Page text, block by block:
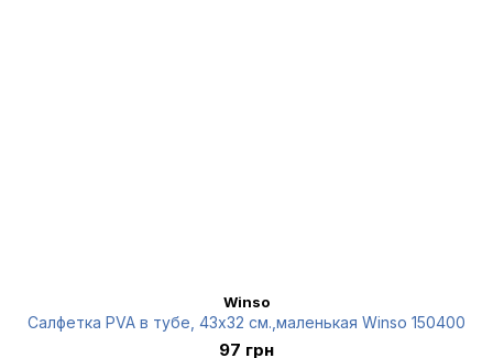
Winso
Салфетка PVA в тубе, 43x32 см.,маленькая Winso 150400
97 грн